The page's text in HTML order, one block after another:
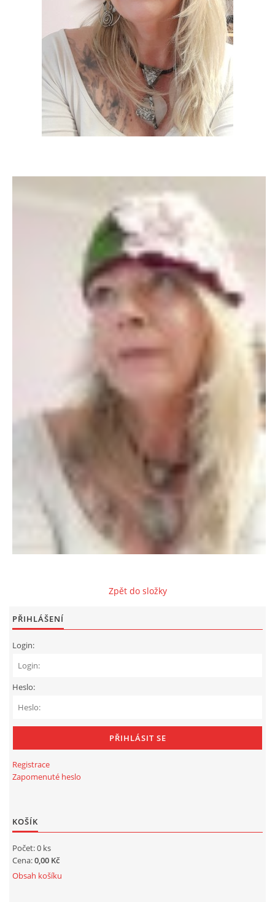
BATIKA A MALBA / TRIČKA, ŠÁTKY, TAŠKY/
DIADÉMKA / POKRÝVKA HLAVY /
RECEPT NA ŠŤASTNÝ DEN- DNY- ŽIVOT
Atelier GMode
Gabriela Marková
+420 605 405 197
gmode@post.cz
© 2026 eStránky.cz
Zpět do složky
PŘIHLÁŠENÍ
Login:
Heslo:
Registrace
Zapomenuté heslo
KOŠÍK
Počet: 0 ks
Cena:0,00 Kč
Obsah košíku